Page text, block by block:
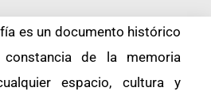
un documento histórico
de la memoria
espacio, cultura y